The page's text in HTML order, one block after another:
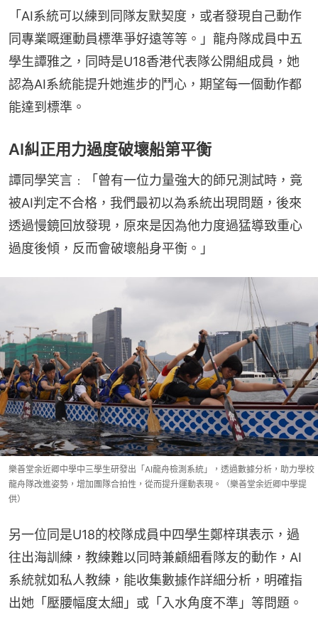
「AI系統可以練到同隊友默契度，或者發現自己動作
同專業嘅運動員標準爭好遠等等。」龍舟隊成員中五
學生譚雅之，同時是U18香港代表隊公開組成員，她
認為AI系統能提升她進步的鬥心，期望每一個動作都
能達到標準。
AI糾正用力過度破壞船第平衡
譚同學笑言﹕「曾有一位力量強大的師兄測試時，竟
被AI判定不合格，我們最初以為系統出現問題，後來
透過慢鏡回放發現，原來是因為他力度過猛導致重心
過度後傾，反而會破壞船身平衡。」
樂善堂余近卿中學中三學生研發出「AI龍舟檢測系統」，透過數據分析，助力學校
龍舟隊改進姿勢，增加團隊合拍性，從而提升運動表現。（樂善堂余近卿中學提
供）
另一位同是U18的校隊成員中四學生鄭梓琪表示，過
往出海訓練，教練難以同時兼顧細看隊友的動作，AI
系統就如私人教練，能收集數據作詳細分析，明確指
出她「壓腰幅度太細」或「入水角度不準」等問題。